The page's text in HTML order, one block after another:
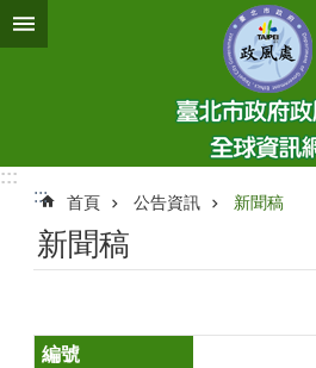
跳到主要內容區塊
:::
:::
首頁 公告資訊 新聞稿
新聞稿